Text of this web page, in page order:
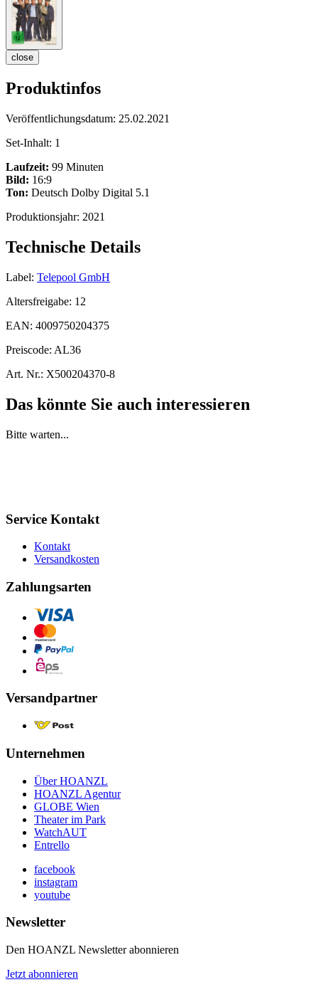
close
Produktinfos
Veröffentlichungsdatum: 25.02.2021
Set-Inhalt: 1
Laufzeit: 99 Minuten
Bild: 16:9
Ton: Deutsch Dolby Digital 5.1
Produktionsjahr: 2021
Technische Details
Label: Telepool GmbH
Altersfreigabe: 12
EAN: 4009750204375
Preiscode: AL36
Art. Nr.: X500204370-8
Das könnte Sie auch interessieren
Bitte warten...
Service Kontakt
Kontakt
Versandkosten
Zahlungsarten
Versandpartner
Unternehmen
Über HOANZL
HOANZL Agentur
GLOBE Wien
Theater im Park
WatchAUT
Entrello
facebook
instagram
youtube
Newsletter
Den HOANZL Newsletter abonnieren
Jetzt abonnieren